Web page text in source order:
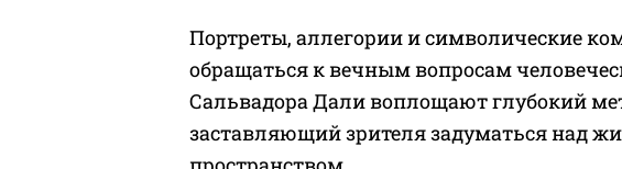
Портреты, аллегории и символические
обращаться к вечным вопросам
Сальвадора Дали воплощают глубокий
заставляющий зрителя задуматься над